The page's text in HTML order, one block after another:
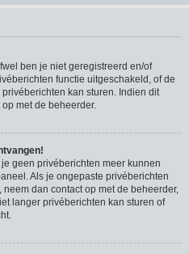
ben je niet geregistreerd en/of
functie uitgeschakeld, of de
kan sturen. Indien dit
met de beheerder.
geen privéberichten meer kunnen
Als je ongepaste privéberichten
dan contact op met de beheerder,
langer privéberichten kan sturen of